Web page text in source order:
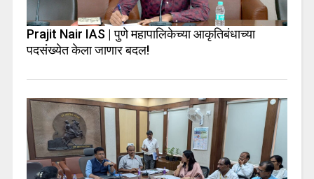
Prajit Nair IAS | पुणे महापालिकेच्या आकृतिबंधाच्या
पदसंख्येत केला जाणार बदल!